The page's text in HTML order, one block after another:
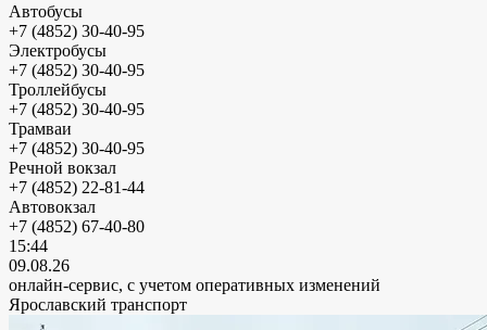
Автобусы
+7 (4852) 30-40-95
Электробусы
+7 (4852) 30-40-95
Троллейбусы
+7 (4852) 30-40-95
Трамваи
+7 (4852) 30-40-95
Речной вокзал
+7 (4852) 22-81-44
Автовокзал
+7 (4852) 67-40-80
15:44
09.08.26
онлайн-сервис, с учетом оперативных изменений
Ярославский транспорт